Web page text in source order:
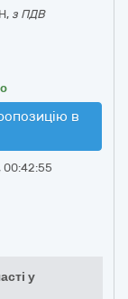
з ПДВ
в
00:42:55
у